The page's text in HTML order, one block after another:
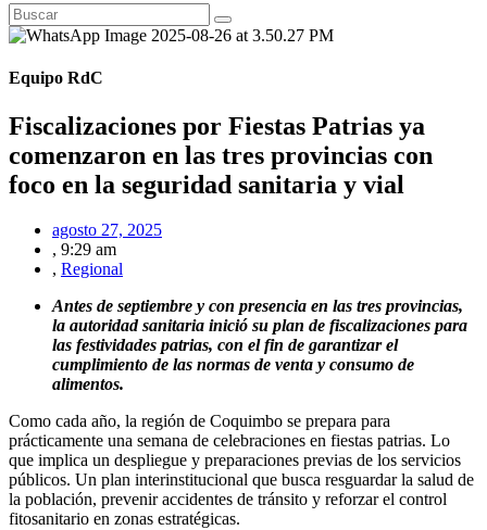
Equipo RdC
Fiscalizaciones por Fiestas Patrias ya
comenzaron en las tres provincias con
foco en la seguridad sanitaria y vial
agosto 27, 2025
, 9:29 am
, Regional
Antes de septiembre y con presencia en las tres provincias,
la autoridad sanitaria inició su plan de fiscalizaciones para
las festividades patrias, con el fin de garantizar el
cumplimiento de las normas de venta y consumo de
alimentos.
Como cada año, la región de Coquimbo se prepara para
prácticamente una semana de celebraciones en fiestas patrias. Lo
que implica un despliegue y preparaciones previas de los servicios
públicos. Un plan interinstitucional que busca resguardar la salud de
la población, prevenir accidentes de tránsito y reforzar el control
fitosanitario en zonas estratégicas.